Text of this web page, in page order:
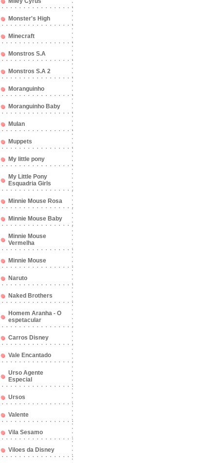
Monster's High
Minecraft
Monstros S.A
Monstros S.A 2
Moranguinho
Moranguinho Baby
Mulan
Muppets
My little pony
My Little Pony
Esquadria Girls
Minnie Mouse Rosa
Minnie Mouse Baby
Minnie Mouse
Vermelha
Minnie Mouse
Naruto
Naked Brothers
Homem Aranha - O
espetacular
Carros Disney
Vale Encantado
Urso Agente
Especial
Ursos
Valente
Vila Sesamo
Viloes da Disney